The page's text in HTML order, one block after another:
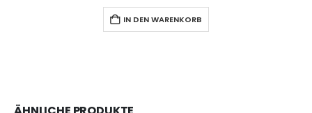
IN DEN WARENKORB